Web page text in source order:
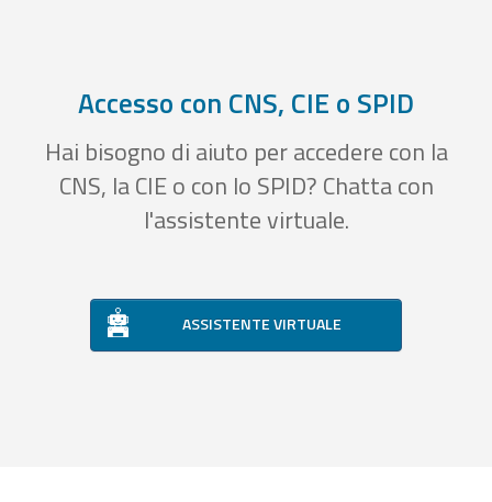
Accesso con CNS, CIE o SPID
Hai bisogno di aiuto per accedere con la
CNS, la CIE o con lo SPID? Chatta con
l'assistente virtuale.
ASSISTENTE VIRTUALE